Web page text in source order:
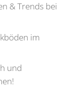
& Trends bei
im
und